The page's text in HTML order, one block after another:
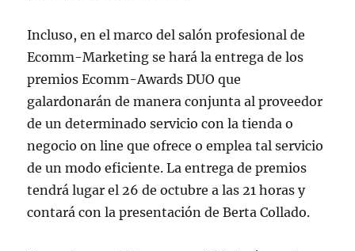
Incluso, en el marco del salón profesional de
Ecomm-Marketing se hará la entrega de los
premios Ecomm-Awards DUO que
galardonarán de manera conjunta al proveedor
de un determinado servicio con la tienda o
negocio on line que ofrece o emplea tal servicio
de un modo eficiente. La entrega de premios
tendrá lugar el 26 de octubre a las 21 horas y
contará con la presentación de Berta Collado.